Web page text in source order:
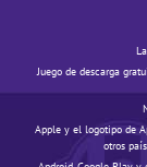
Juego de descarga
Apple y el logotipo de
otros